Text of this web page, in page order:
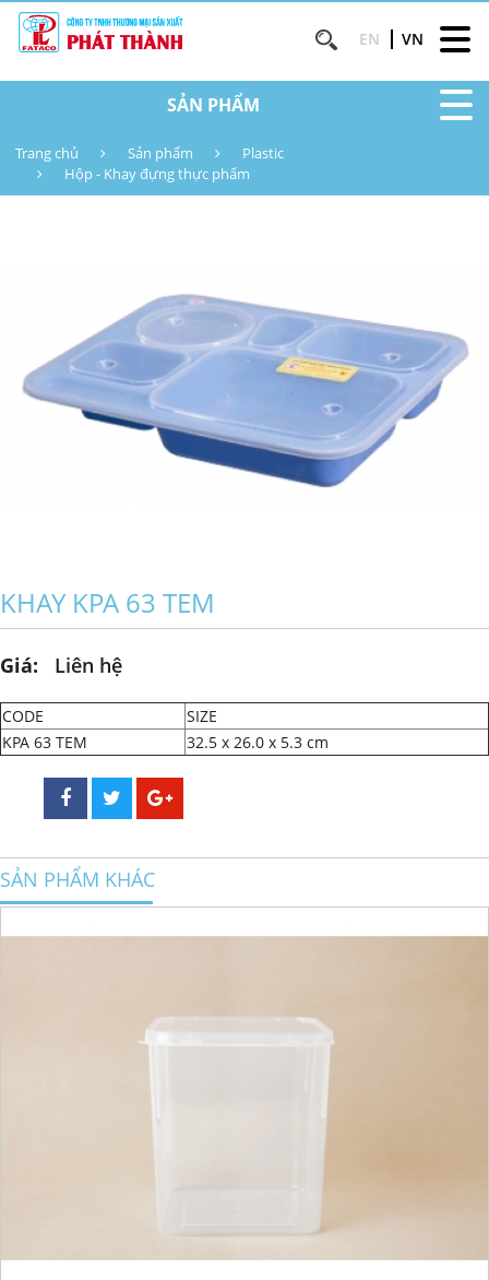
EN VN
SẢN PHẨM
Trang chủ Sản phẩm
Plastic
Hộp - Khay đựng thực phẩm
KHAY KPA 63 TEM
Giá: Liên hệ
CODE
SIZE
KPA 63 TEM
32.5 x 26.0 x 5.3 cm
SẢN PHẨM KHÁC